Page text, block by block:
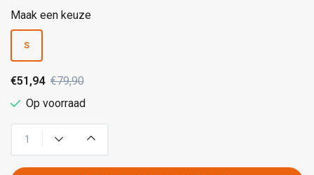
Maak een keuze
S
€51,94 €79,90
Op voorraad